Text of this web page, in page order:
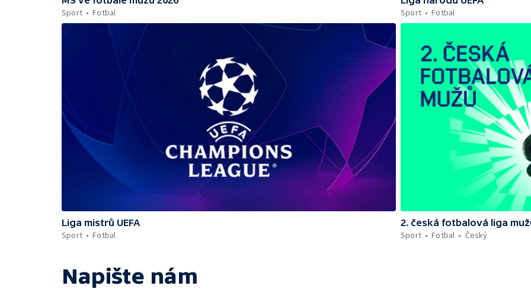
Sport
Fotbal
Sport
Fotbal
Liga mistrů UEFA
Sport
Fotbal
2. česká fotbalová liga
Sport
Fotbal Český
Napište nám